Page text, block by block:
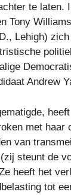
te laten.
Tony
Lehigh)
Andrew
met haar
van
steunt de
heeft het
tot